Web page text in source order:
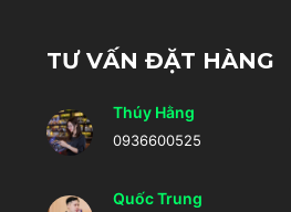
TƯ VẤN ĐẶT HÀNG
Thúy Hằng
0936600525
Quốc Trung